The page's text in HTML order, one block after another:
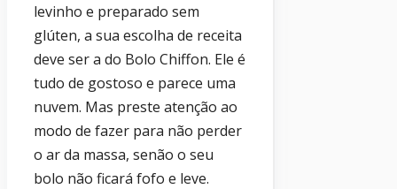
levinho e preparado sem
glúten, a sua escolha de receita
deve ser a do Bolo Chiffon. Ele é
tudo de gostoso e parece uma
nuvem. Mas preste atenção ao
modo de fazer para não perder
o ar da massa, senão o seu
bolo não ficará fofo e leve.